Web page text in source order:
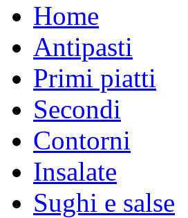
Home
Antipasti
Primi piatti
Secondi
Contorni
Insalate
Sughi e salse